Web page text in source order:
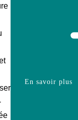
En savoir plus